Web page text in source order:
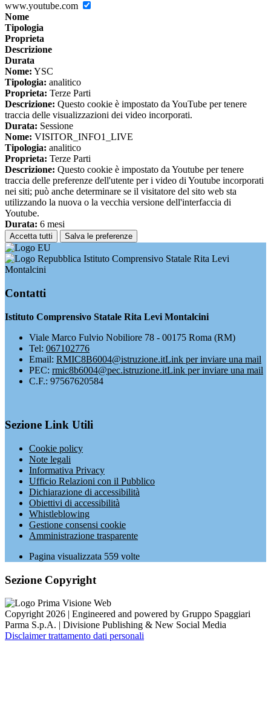
www.youtube.com
Nome
Tipologia
Proprieta
Descrizione
Durata
Nome: YSC
Tipologia: analitico
Proprieta: Terze Parti
Descrizione: Questo cookie è impostato da YouTube per tenere
traccia delle visualizzazioni dei video incorporati.
Durata: Sessione
Nome: VISITOR_INFO1_LIVE
Tipologia: analitico
Proprieta: Terze Parti
Descrizione: Questo cookie è impostato da Youtube per tenere
traccia delle preferenze dell'utente per i video di Youtube incorporati
nei siti; può anche determinare se il visitatore del sito web sta
utilizzando la nuova o la vecchia versione dell'interfaccia di
Youtube.
Durata: 6 mesi
Accetta tutti Salva le preferenze
Istituto Comprensivo Statale Rita Levi
Montalcini
Contatti
Istituto Comprensivo Statale Rita Levi Montalcini
Viale Marco Fulvio Nobiliore 78 - 00175 Roma (RM)
Tel: 067102776
Email: RMIC8B6004@istruzione.itLink per inviare una mail
PEC: rmic8b6004@pec.istruzione.itLink per inviare una mail
C.F.: 97567620584
Sezione Link Utili
Cookie policy
Note legali
Informativa Privacy
Ufficio Relazioni con il Pubblico
Dichiarazione di accessibilità
Obiettivi di accessibilità
Whistleblowing
Gestione consensi cookie
Amministrazione trasparente
Pagina visualizzata 559 volte
Sezione Copyright
Copyright 2026 | Engineered and powered by Gruppo Spaggiari
Parma S.p.A. | Divisione Publishing & New Social Media
Disclaimer trattamento dati personali